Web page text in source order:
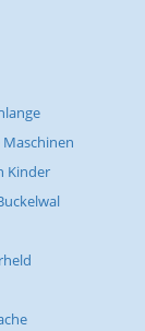
Kinder